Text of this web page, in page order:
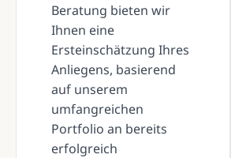
Beratung bieten wir
Ihnen eine
Ersteinschätzung Ihres
Anliegens, basierend
auf unserem
umfangreichen
Portfolio an bereits
erfolgreich